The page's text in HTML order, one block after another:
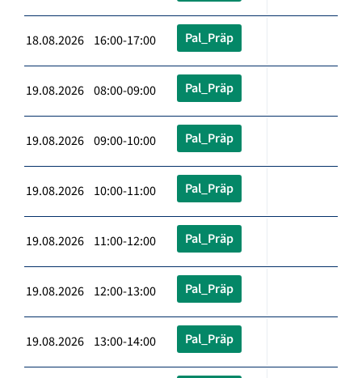
18.08.2026 16:00-17:00 Pal_Präp
19.08.2026 08:00-09:00 Pal_Präp
19.08.2026 09:00-10:00 Pal_Präp
19.08.2026 10:00-11:00 Pal_Präp
19.08.2026 11:00-12:00 Pal_Präp
19.08.2026 12:00-13:00 Pal_Präp
19.08.2026 13:00-14:00 Pal_Präp